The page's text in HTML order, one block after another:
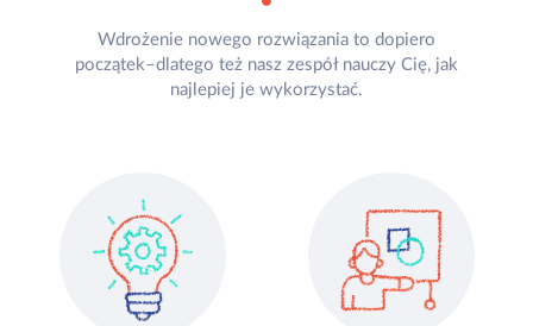
Wdrożenie nowego rozwiązania to dopiero
początek–dlatego też nasz zespół nauczy Cię, jak
najlepiej je wykorzystać.